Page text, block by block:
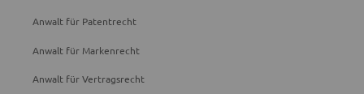
Anwalt für Patentrecht
Anwalt für Markenrecht
Anwalt für Vertragsrecht